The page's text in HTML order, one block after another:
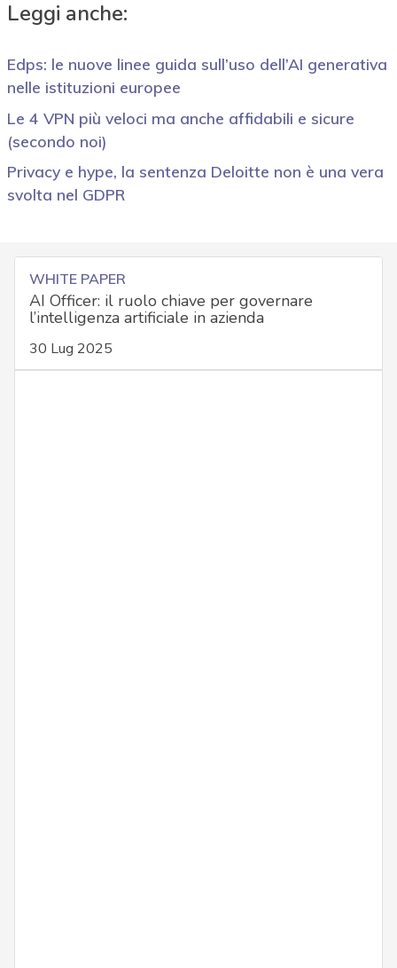
Leggi anche:
Edps: le nuove linee guida sull’uso dell’AI generativa
nelle istituzioni europee
Le 4 VPN più veloci ma anche affidabili e sicure
(secondo noi)
Privacy e hype, la sentenza Deloitte non è una vera
svolta nel GDPR
WHITE PAPER
AI Officer: il ruolo chiave per governare
l’intelligenza artificiale in azienda
30 Lug 2025